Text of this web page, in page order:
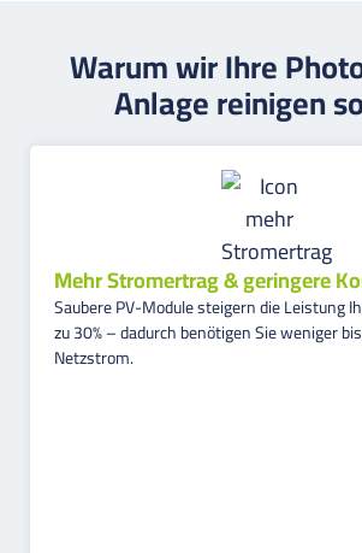
Warum wir Ihre
Anlage reinigen
Mehr Stromertrag & geringere
Saubere PV-Module steigern die Leistung
zu 30% – dadurch benötigen Sie weniger
Netzstrom.